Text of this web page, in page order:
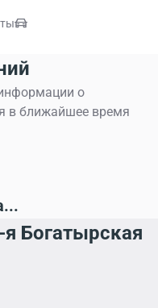
о
в ближайшее время
Богатырская